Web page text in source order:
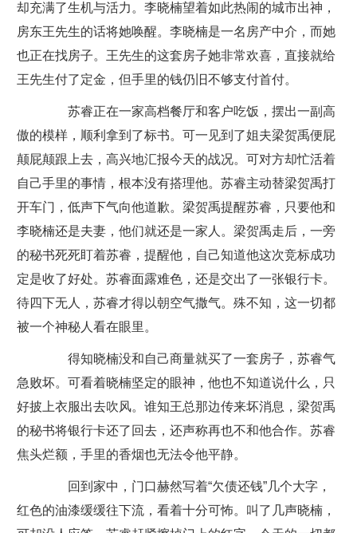
却充满了生机与活力。李晓楠望着如此热闹的城市出神，
房东王先生的话将她唤醒。李晓楠是一名房产中介，而她
也正在找房子。王先生的这套房子她非常欢喜，直接就给
王先生付了定金，但手里的钱仍旧不够支付首付。
苏睿正在一家高档餐厅和客户吃饭，摆出一副高
傲的模样，顺利拿到了标书。可一见到了姐夫梁贺禹便屁
颠屁颠跟上去，高兴地汇报今天的战况。可对方却忙活着
自己手里的事情，根本没有搭理他。苏睿主动替梁贺禹打
开车门，低声下气向他道歉。梁贺禹提醒苏睿，只要他和
李晓楠还是夫妻，他们就还是一家人。梁贺禹走后，一旁
的秘书死死盯着苏睿，提醒他，自己知道他这次竞标成功
定是收了好处。苏睿面露难色，还是交出了一张银行卡。
待四下无人，苏睿才得以朝空气撒气。殊不知，这一切都
被一个神秘人看在眼里。
得知晓楠没和自己商量就买了一套房子，苏睿气
急败坏。可看着晓楠坚定的眼神，他也不知道说什么，只
好披上衣服出去吹风。谁知王总那边传来坏消息，梁贺禹
的秘书将银行卡还了回去，还声称再也不和他合作。苏睿
焦头烂额，手里的香烟也无法令他平静。
回到家中，门口赫然写着“欠债还钱”几个大字，
红色的油漆缓缓往下流，看着十分可怖。叫了几声晓楠，